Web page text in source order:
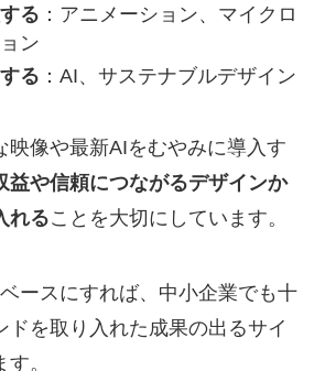
る ：アニメーション、マイクロ
ン
る ：AI、サステナブルデザイン
映像や最新AIをむやみに導入す
益や信頼につながるデザインか
れることを大切にしています。
ースにすれば、中小企業でも十
ドを取り入れた成果の出るサイ
。